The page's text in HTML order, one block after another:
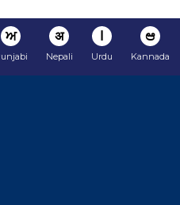
ਅ अ
Nepali
ا
Urdu
ಆ
Kannada